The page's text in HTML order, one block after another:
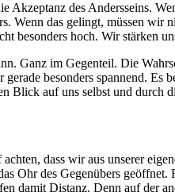
des Andersseins.
Wenn das gelingt, müssen
besonders hoch. Wir stärken
Ganz im Gegenteil. Die
besonders spannend.
Blick auf uns selbst und
dass wir aus unserer
Ohr des Gegenübers
damit Distanz. Denn auf der